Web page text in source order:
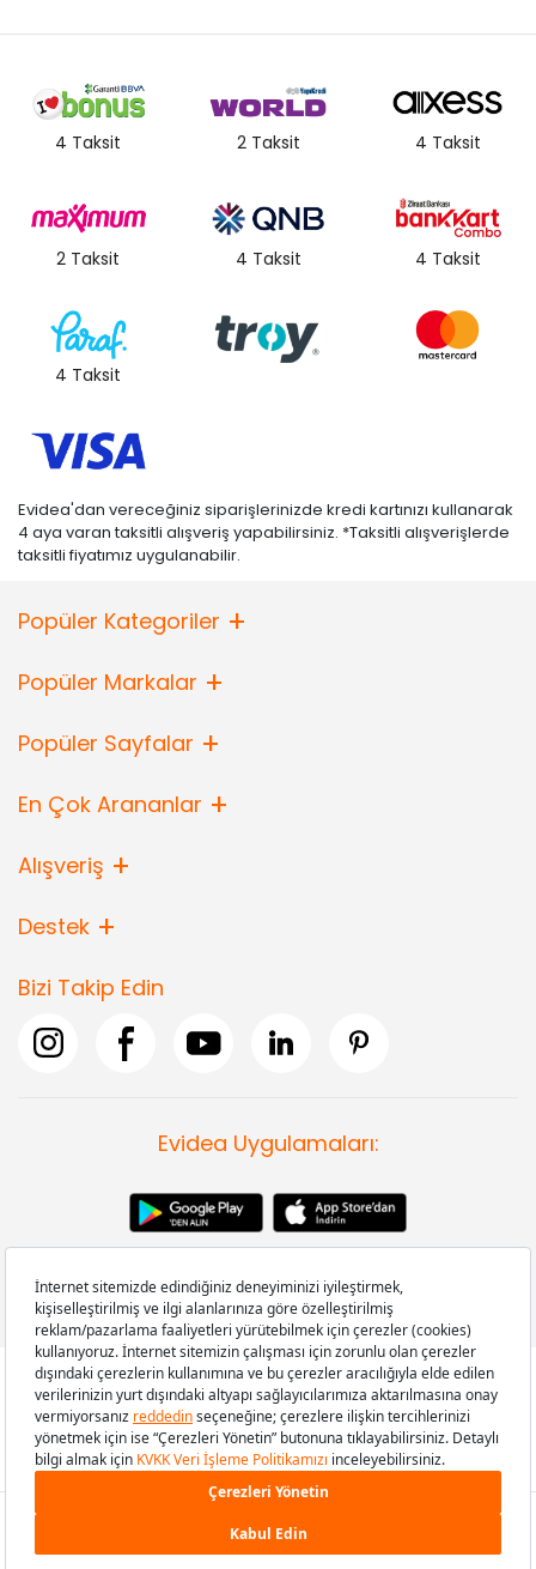
4 Taksit 2 Taksit 4 Taksit
2 Taksit 4 Taksit 4 Taksit
4 Taksit
Evidea'dan vereceğiniz siparişlerinizde kredi kartınızı kullanarak
4 aya varan taksitli alışveriş yapabilirsiniz. *Taksitli alışverişlerde
taksitli fiyatımız uygulanabilir.
Popüler Kategoriler
Popüler Markalar
Popüler Sayfalar
En Çok Arananlar
Alışveriş
Destek
Bizi Takip Edin
Evidea Uygulamaları:
Copyright © 2008-2026 Evidea.com | Tüm hakları saklıdır.